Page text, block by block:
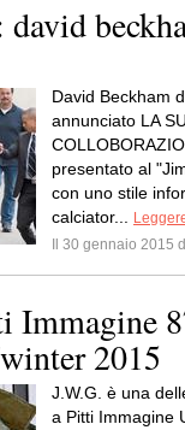
David Beckham
annunciato LA
presentato al
con uno stile
calciator...
Il 30 gennaio 2015
2015
J.W.G. è una
a Pitti Immagine